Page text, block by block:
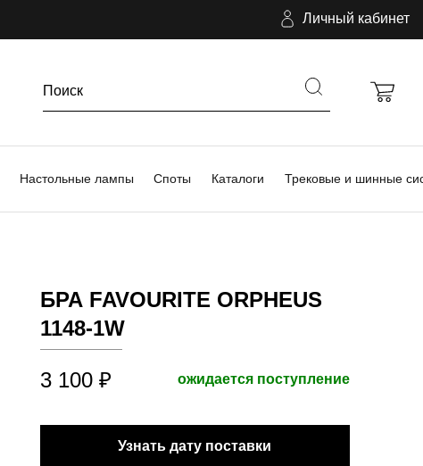
Личный кабинет
Настольные лампы Споты Каталоги Трековые и шинные
БРА FAVOURITE ORPHEUS
1148-1W
3 100 ₽ ожидается поступление
Узнать дату поставки